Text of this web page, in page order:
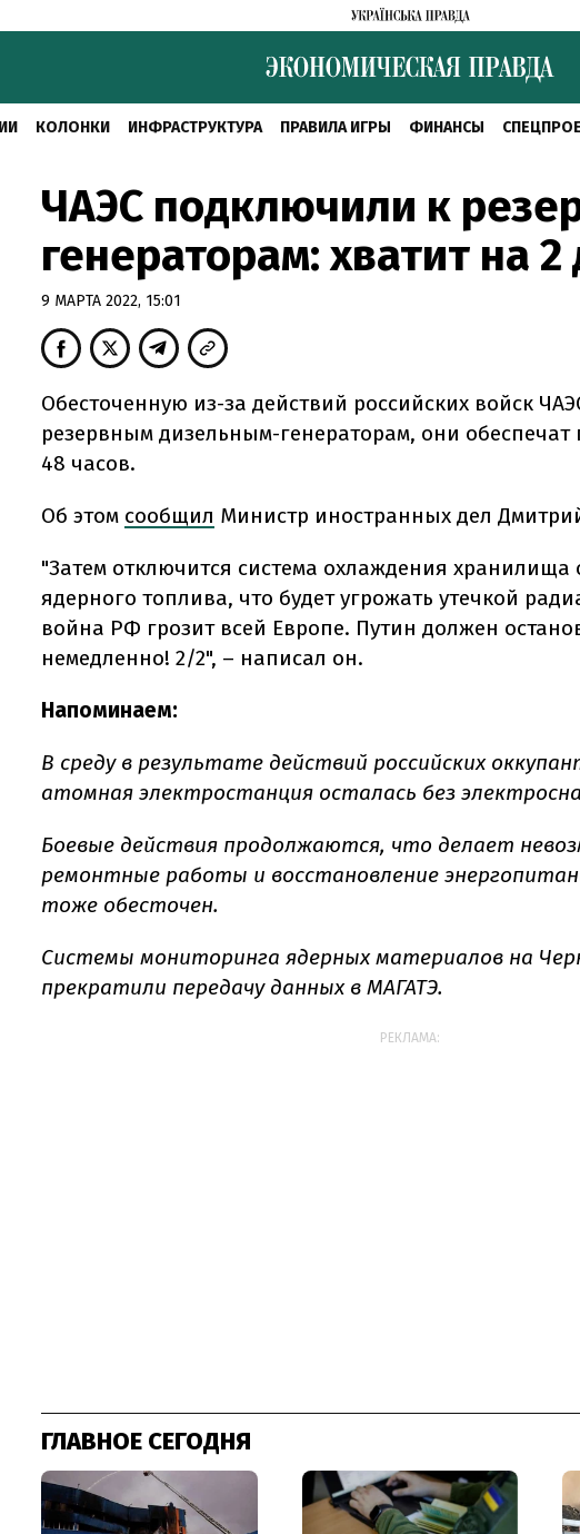
КОЛОНКИ ИНФРАСТРУКТУРА ПРАВИЛА ИГРЫ ФИНАНСЫ
ЧАЭС подключили к
генераторам: хватит на 2
9 МАРТА 2022, 15:01
Обесточенную из-за действий российских войск
резервным дизельным-генераторам, они обеспечат
48 часов.
Об этом сообщил Министр иностранных дел
"Затем отключится система охлаждения хранилища
ядерного топлива, что будет угрожать утечкой
война РФ грозит всей Европе. Путин должен
немедленно! 2/2", – написал он.
Напоминаем:
В среду в результате действий российских
атомная электростанция осталась без
Боевые действия продолжаются, что делает
ремонтные работы и восстановление
тоже обесточен.
Системы мониторинга ядерных материалов на
прекратили передачу данных в МАГАТЭ.
РЕКЛАМА:
ГЛАВНОЕ СЕГОДНЯ